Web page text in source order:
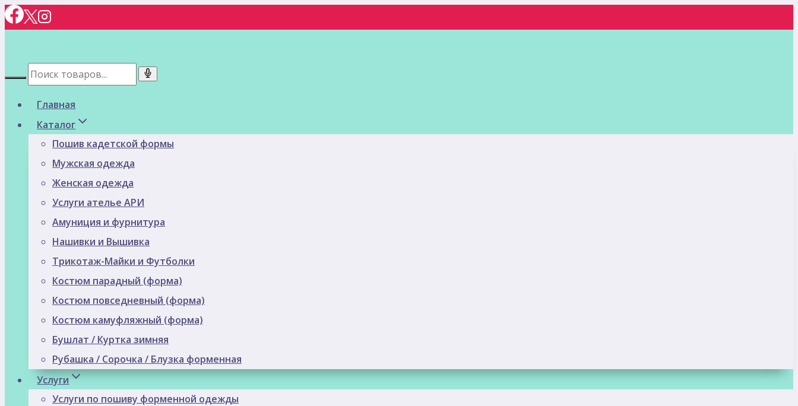
Перейти
к
Главная
Каталог
Пошив кадетской формы
Мужская одежда
Женская одежда
Услуги ателье АРИ
Амуниция и фурнитура
Нашивки и Вышивка
Трикотаж-Майки и Футболки
Костюм парадный (форма)
Костюм повседневный (форма)
Костюм камуфляжный (форма)
Бушлат / Куртка зимняя
Рубашка / Сорочка / Блузка форменная
Услуги
Услуги по пошиву форменной одежды